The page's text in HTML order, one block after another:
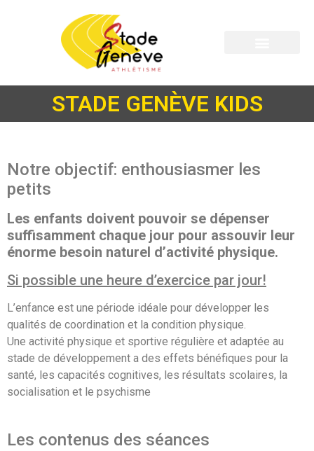
STADE GENÈVE KIDS
Notre objectif: enthousiasmer les
petits
Les enfants doivent pouvoir se dépenser
suffisamment chaque jour pour assouvir leur
énorme besoin naturel d’activité physique.
Si possible une heure d’exercice par jour!
L’enfance est une période idéale pour développer les
qualités de coordination et la condition physique.
Une activité physique et sportive régulière et adaptée au
stade de développement a des effets bénéfiques pour la
santé, les capacités cognitives, les résultats scolaires, la
socialisation et le psychisme
Les contenus des séances